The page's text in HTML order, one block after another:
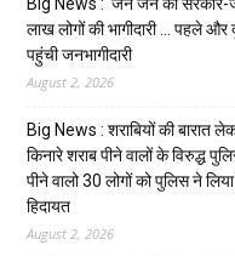
लाख लोगों की भागीदारी … पहले
पहुंची जनभागीदारी
August 2, 2026
Big News : शराबियों की बारात
किनारे शराब पीने वालों के विरुद्ध
पीने वालो 30 लोगों को पुलिस ने
हिदायत
August 2, 2026